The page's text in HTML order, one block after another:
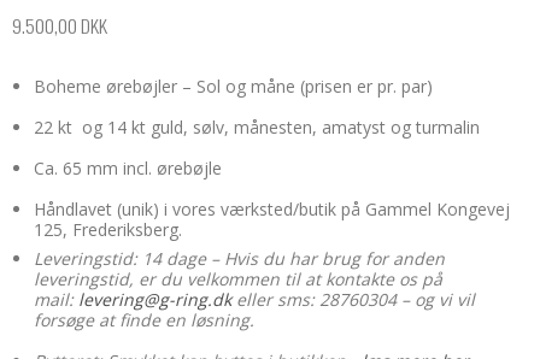
9.500,00 DKK
Boheme ørebøjler – Sol og måne (prisen er pr. par)
22 kt og 14 kt guld, sølv, månesten, amatyst og turmalin
Ca. 65 mm incl. ørebøjle
Håndlavet (unik) i vores værksted/butik på Gammel Kongevej
125, Frederiksberg.
Leveringstid: 14 dage – Hvis du har brug for anden
leveringstid, er du velkommen til at kontakte os på
mail: levering@g-ring.dk eller sms: 28760304 – og vi vil
forsøge at finde en løsning.